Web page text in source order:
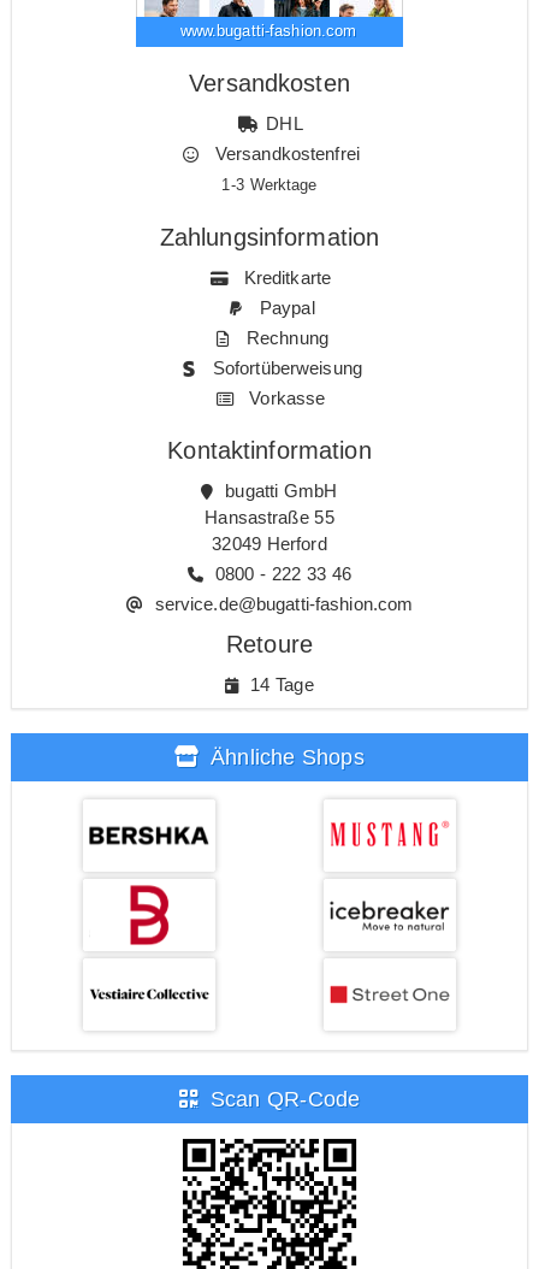
www.bugatti-fashion.com
Versandkosten
DHL
Versandkostenfrei
1-3 Werktage
Zahlungsinformation
Kreditkarte
Paypal
Rechnung
Sofortüberweisung
Vorkasse
Kontaktinformation
bugatti GmbH
Hansastraße 55
32049 Herford
0800 - 222 33 46
service.de@bugatti-fashion.com
Retoure
14 Tage
Ähnliche Shops
Scan QR-Code